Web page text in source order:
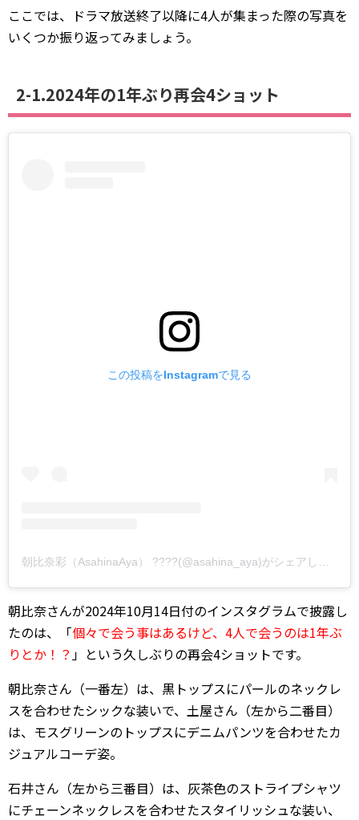
ここでは、ドラマ放送終了以降に4人が集まった際の写真を
いくつか振り返ってみましょう。
2-1.2024年の1年ぶり再会4ショット
この投稿をInstagramで見る
朝比奈さんが2024年10月14日付のインスタグラムで披露し
たのは、「個々で会う事はあるけど、4人で会うのは1年ぶ
りとか！？ 」という久しぶりの再会4ショットです。
朝比奈さん（一番左）は、黒トップスにパールのネックレ
スを合わせたシックな装いで、土屋さん（左から二番目）
は、モスグリーンのトップスにデニムパンツを合わせたカ
ジュアルコーデ姿。
石井さん（左から三番目）は、灰茶色のストライプシャツ
にチェーンネックレスを合わせたスタイリッシュな装い、